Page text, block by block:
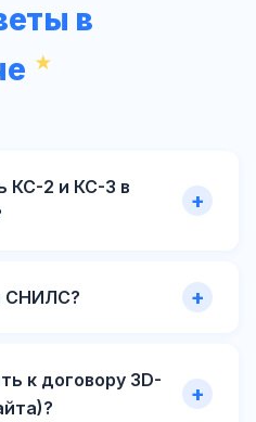
в
КС-2 и КС-3 в
СНИЛС?
к договору 3D-